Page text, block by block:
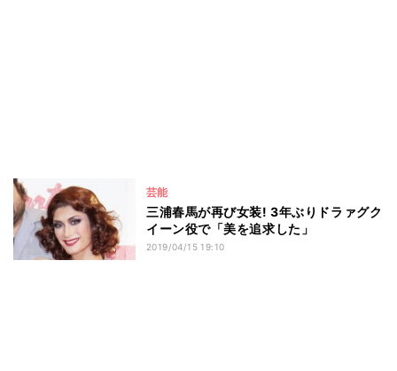
芸能
三浦春馬が再び女装! 3年ぶりドラァグク
イーン役で「美を追求した」
2019/04/15 19:10